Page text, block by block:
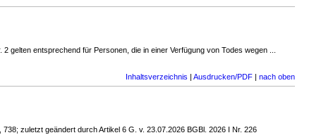
2 gelten entsprechend für Personen, die in einer Verfügung von Todes wegen ...
Inhaltsverzeichnis | Ausdrucken/PDF | nach oben
zuletzt geändert durch Artikel 6 G. v. 23.07.2026 BGBl. 2026 I Nr. 226